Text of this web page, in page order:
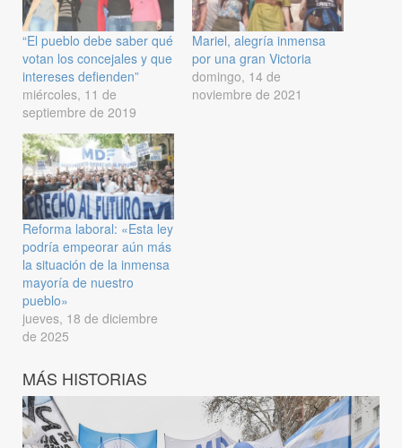
“El pueblo debe saber qué
votan los concejales y que
intereses defienden”
miércoles, 11 de
septiembre de 2019
Mariel, alegría inmensa
por una gran Victoria
domingo, 14 de
noviembre de 2021
Reforma laboral: «Esta ley
podría empeorar aún más
la situación de la inmensa
mayoría de nuestro
pueblo»
jueves, 18 de diciembre
de 2025
MÁS HISTORIAS